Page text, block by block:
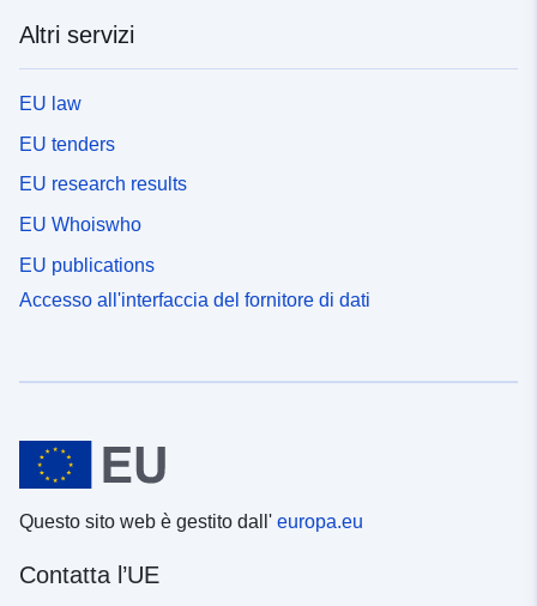
Altri servizi
EU law
EU tenders
EU research results
EU Whoiswho
EU publications
Accesso all'interfaccia del fornitore di dati
Questo sito web è gestito dall' europa.eu
Contatta l’UE